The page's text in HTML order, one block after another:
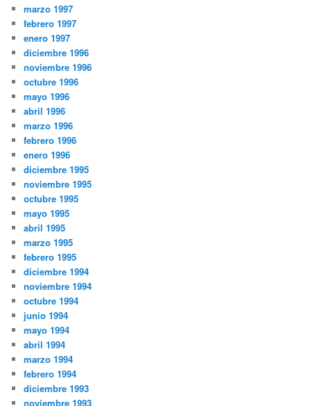
marzo 1997
febrero 1997
enero 1997
diciembre 1996
noviembre 1996
octubre 1996
mayo 1996
abril 1996
marzo 1996
febrero 1996
enero 1996
diciembre 1995
noviembre 1995
octubre 1995
mayo 1995
abril 1995
marzo 1995
febrero 1995
diciembre 1994
noviembre 1994
octubre 1994
junio 1994
mayo 1994
abril 1994
marzo 1994
febrero 1994
diciembre 1993
noviembre 1993